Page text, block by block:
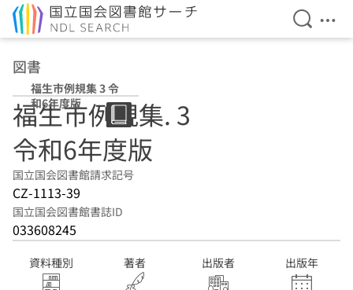
検索を
メ
図書
福生市例規集 3 令
和6年度版
福生市例規集. 3
令和6年度版
国立国会図書館請求記号
CZ-1113-39
国立国会図書館書誌ID
033608245
資料種別 著者 出版者 出版年